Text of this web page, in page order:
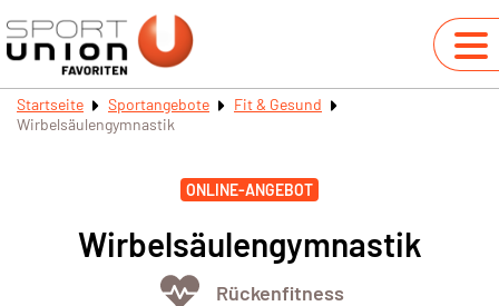
Startseite Sportangebote
Fit & Gesund
Wirbelsäulengymnastik
ONLINE-ANGEBOT
Wirbelsäulengymnastik
Rückenfitness